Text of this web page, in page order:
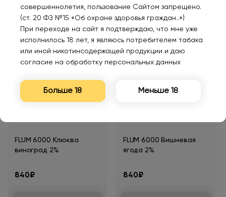
840₽
Уведомить
840₽
Уведомить
Нет в наличии
FLUM 6000 Клюква
виноград 2%
840₽
FLUM 6000 Вишневая
ягода 2%
840₽
совершеннолетия, пользование Сайтом запрещено.
(ст. 20 ФЗ №15 «Об охране здоровья граждан..»)
При переходе на сайт я подтверждаю, что мне уже
исполнилось 18 лет, я являюсь потребителем табака
или иной никотинсодержащей продукции и даю
согласие на обработку персональных данных
Больше 18 Меньше 18